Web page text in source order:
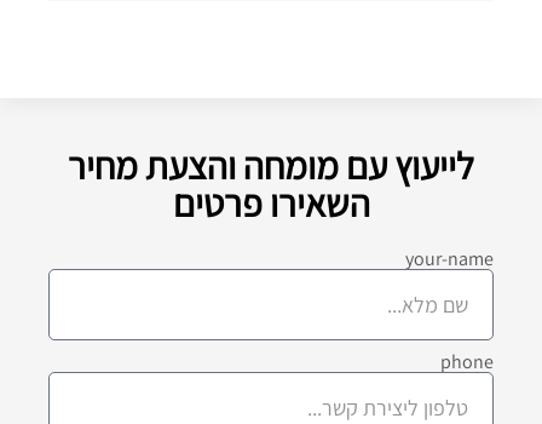
לייעוץ עם מומחה והצעת מחיר
השאירו פרטים
your-name
phone